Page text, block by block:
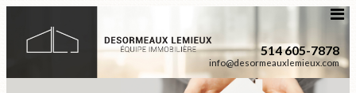
514 605-7878
info@desormeauxlemieux.com